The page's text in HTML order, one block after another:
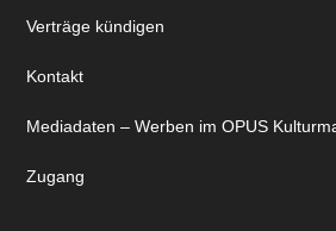
Verträge kündigen
Kontakt
Mediadaten – Werben im OPUS
Zugang